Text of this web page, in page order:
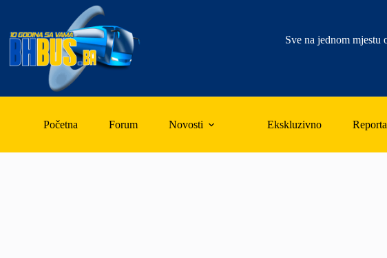
content
Sve na jednom mjestu
Početna Forum Novosti Ekskluzivno